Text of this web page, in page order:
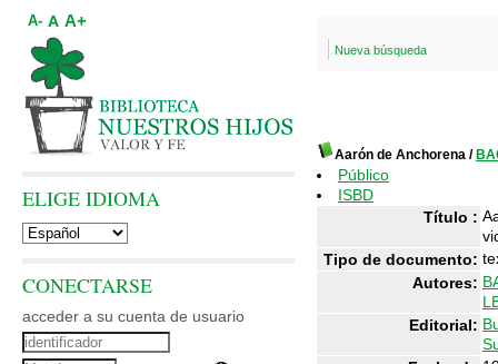
Nueva búsqueda
Aarón de Anchorena /
Público
ISBD
Título :
Tipo de documento:
Autores:
Editorial:
A- A A+
ELIGE IDIOMA
CONECTARSE
acceder a su cuenta de usuario